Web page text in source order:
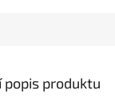
popis produktu